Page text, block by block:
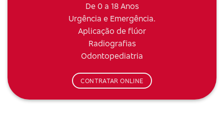
De 0 a 18 Anos
Urgência e Emergência.
Aplicação de flúor
Radiografias
Odontopediatria
CONTRATAR ONLINE